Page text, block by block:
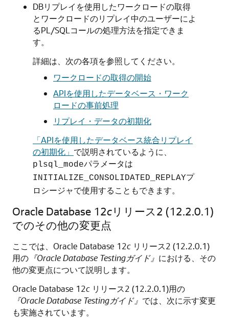
DBリプレイを使用したワークロードの取得
とワークロードのリプレイ中のユーザーによ
るPL/SQLコールの処理方法を指定できま
す。
詳細は、次の各項を参照してください。
ワークロードの取得の開始
APIを使用したデータベース・ワーク
ロードの事前処理
リプレイ・データの初期化
「APIを使用したデータベース統合リプレイ
の初期化」 で説明されているように、
plsql_modeパラメータは
INITIALIZE_CONSOLIDATED_REPLAYプ
ロシージャで使用することもできます。
Oracle Database 12cリリース2 (12.2.0.1)
でのその他の変更点
ここでは、Oracle Database 12c リリース2 (12.2.0.1)
用の 『Oracle Database Testingガイド』 における、その
他の変更点について説明します。
Oracle Database 12c リリース2 (12.2.0.1)用の
『Oracle Database Testingガイド』 では、次に示す変更
も実施されています。